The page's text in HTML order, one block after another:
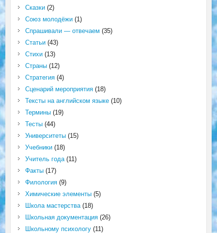
Сказки(2)
Союз молодёжи(1)
Спрашивали — отвечаем (35)
Статьи(43)
Стихи(13)
Страны(12)
Стратегия(4)
Сценарий мероприятия(18)
Тексты на английском языке(10)
Термины(19)
Тесты(44)
Университеты(15)
Учебники(18)
Учитель года(11)
Факты(17)
Филология(9)
Химические элементы(5)
Школа мастерства(18)
Школьная документация(26)
Школьному психологу(11)